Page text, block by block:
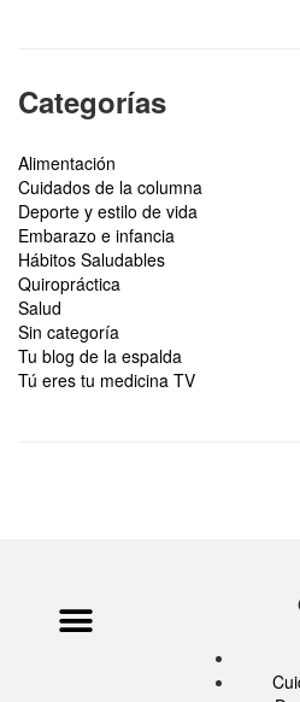
Categorías
Alimentación
Cuidados de la columna
Deporte y estilo de vida
Embarazo e infancia
Hábitos Saludables
Quiropráctica
Salud
Sin categoría
Tu blog de la espalda
Tú eres tu medicina TV